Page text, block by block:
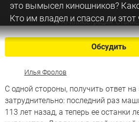
это вымысел киношников?
Кто им владел и спасся ли этот
©AI-иллюстрация:
Обсудить
Илья Фролов
С одной стороны, получить ответ на
затруднительно: последний раз
113 лет назад, а теперь ее останки